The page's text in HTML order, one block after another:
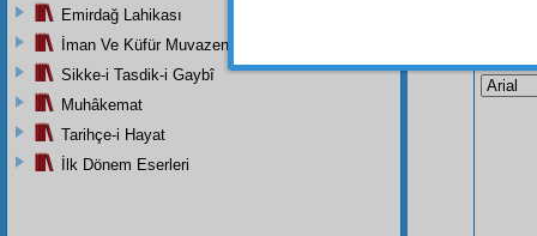
Emirdağ Lahikası
İman Ve Küfür Muvazeneleri
Sikke-i Tasdik-i Gaybî
Muhâkemat
Tarihçe-i Hayat
İlk Dönem Eserleri